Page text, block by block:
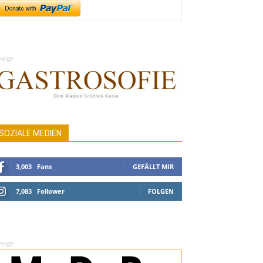
MEDIEN
3,003 Fans GEFÄLLT MIR
7,083 Follower FOLGEN